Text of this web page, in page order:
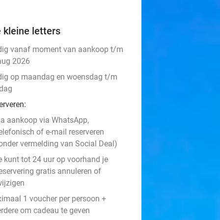
kleine letters
vanaf moment van aankoop t/m
2026
op maandag en woensdag t/m
aankoop via WhatsApp,
of e-mail reserveren
vermelding van Social Deal)
kunt tot 24 uur op voorhand je
gratis annuleren of
1 voucher per persoon +
om cadeau te geven